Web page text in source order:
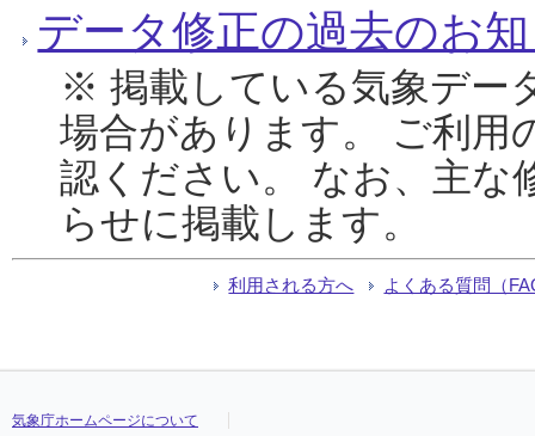
データ修正の過去のお
※ 掲載している気象デー
場合があります。 ご利用
認ください。 なお、主な
らせに掲載します。
利用される方へ よくある質問（
気象庁ホームページについて